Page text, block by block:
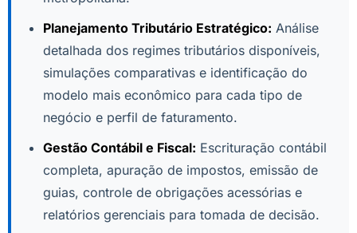
Planejamento Tributário Estratégico: Análise
detalhada dos regimes tributários disponíveis,
simulações comparativas e identificação do
modelo mais econômico para cada tipo de
negócio e perfil de faturamento.
Gestão Contábil e Fiscal: Escrituração contábil
completa, apuração de impostos, emissão de
guias, controle de obrigações acessórias e
relatórios gerenciais para tomada de decisão.